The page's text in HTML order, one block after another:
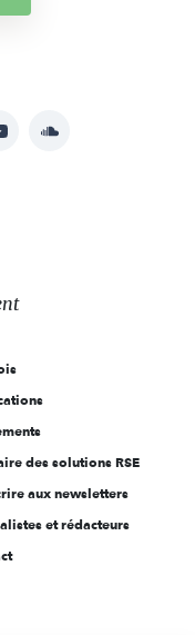
Soundcloud
des solutions RSE
aux newsletters
et rédacteurs